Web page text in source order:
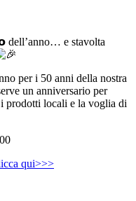
e stavolta
per i 50 anni della nostra
un anniversario per
prodotti locali e la voglia di
qui>>>